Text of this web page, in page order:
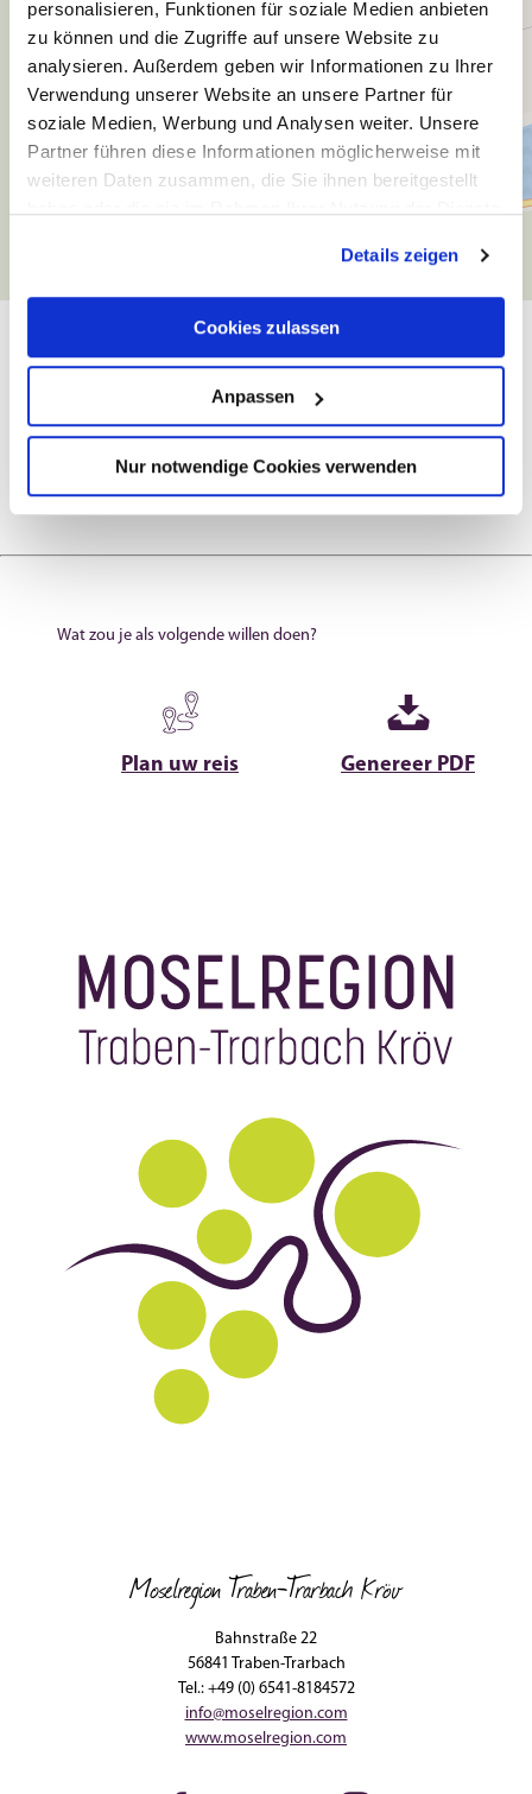
personalisieren, Funktionen für soziale Medien anbieten
zu können und die Zugriffe auf unsere Website zu
analysieren. Außerdem geben wir Informationen zu Ihrer
Verwendung unserer Website an unsere Partner für
soziale Medien, Werbung und Analysen weiter. Unsere
Partner führen diese Informationen möglicherweise mit
weiteren Daten zusammen, die Sie ihnen bereitgestellt
Details zeigen
Cookies zulassen
Anpassen
Nur notwendige Cookies verwenden
Algemene informatie
Wat zou je als volgende willen doen?
Plan uw reis Genereer PDF
Moselregion Traben-Trarbach Kröv
Bahnstraße 22
56841 Traben-Trarbach
Tel.: +49 (0) 6541-8184572
info@moselregion.com
www.moselregion.com